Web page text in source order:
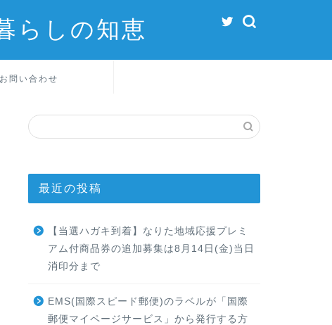
らしの知恵
お問い合わせ
最近の投稿
【当選ハガキ到着】なりた地域応援プレミ
アム付商品券の追加募集は8月14日(金)当日
消印分まで
EMS(国際スピード郵便)のラベルが「国際
郵便マイページサービス」から発行する方